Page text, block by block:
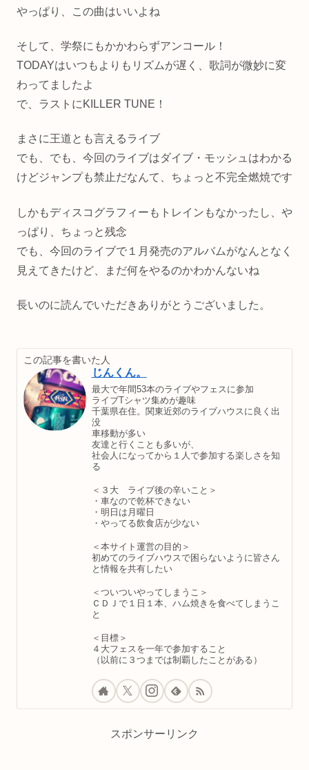
やっぱり、この曲はいいよね
そして、学祭にもかかわらずアンコール！
TODAYはいつもよりもリズムが遅く、歌詞が微妙に変
わってましたよ
で、ラストにKILLER TUNE！
まさに王道とも言えるライブ
でも、でも、今回のライブはダイブ・モッシュはわかる
けどジャンプも禁止だなんて、ちょっと不完全燃焼です
しかもディスコグラフィーもトレインもなかったし、や
っぱり、ちょっと残念
でも、今回のライブで１月発売のアルバムがなんとなく
見えてきたけど、まだ何をやるのかわかんないね
長いのに読んでいただきありがとうございました。
この記事を書いた人
じんくん。
最大で年間53本のライブやフェスに参加
ライブTシャツ集めが趣味
千葉県在住。関東近郊のライブハウスに良く出
没
車移動が多い
友達と行くことも多いが、
社会人になってから１人で参加する楽しさを知
る
＜３大 ライブ後の辛いこと＞
・車なので乾杯できない
・明日は月曜日
・やってる飲食店が少ない
＜本サイト運営の目的＞
初めてのライブハウスで困らないように皆さん
と情報を共有したい
＜ついついやってしまうこ＞
ＣＤＪで１日１本、ハム焼きを食べてしまうこ
と
＜目標＞
４大フェスを一年で参加すること
（以前に３つまでは制覇したことがある）
スポンサーリンク